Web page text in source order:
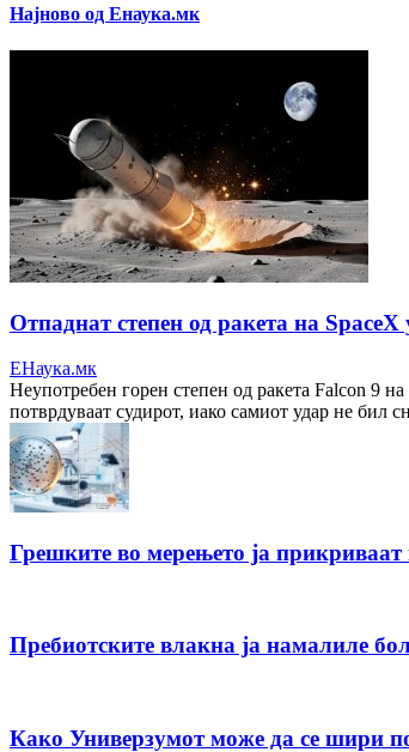
Најново од Енаука.мк
Отпаднат степен од ракета на
ЕНаука.мк
Неупотребен горен степен од ракета Falcon 9
потврдуваат судирот, иако самиот удар не бил
Грешките во мерењето ја
Пребиотските влакна ја намалиле
Како Универзумот може да се шири